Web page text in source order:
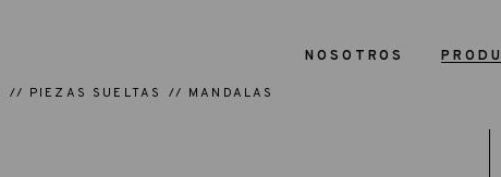
NOSOTROS
PIEZAS SUELTAS MANDALAS